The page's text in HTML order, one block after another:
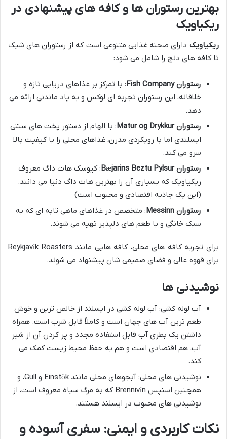
بهترین رستوران ها و کافه های پیشنهادی در
ریکیاویک
ریکیاویک دارای صحنه غذایی متنوعی است که از رستوران های شیک
تا کافه های دنج را شامل می شود:
رستوران Fish Company
: با تمرکز بر غذاهای دریایی تازه و
خلاقانه، این رستوران تجربه ای لوکس و به یاد ماندنی ارائه می
دهد.
رستوران Matur og Drykkur
: با الهام از دستور پخت های سنتی
ایسلندی اما با رویکردی مدرن، غذاهای محلی را با کیفیت بالا
سرو می کند.
رستوران Bæjarins Beztu Pylsur
: کیوسک هات داگ معروف
ریکیاویک که بسیاری آن را بهترین هات داگ دنیا می دانند.
(این یک جاذبه اقتصادی و محبوب است)
رستوران Messinn
: متخصص در غذاهای ماهی تابه ای که به
سبک خانگی و با طعم های دلپذیر تهیه می شوند.
برای تجربه کافه های محلی، کافه هایی مانند Reykjavík Roasters
برای قهوه عالی و فضای صمیمی شان پیشنهاد می شوند.
نوشیدنی ها
آب لوله کشی: آب لوله کشی در ایسلند از خالص ترین و خوش
طعم ترین آب های جهان است و کاملاً قابل شرب است. همراه
داشتن یک بطری آب قابل استفاده مجدد و پر کردن آن از شیر
آب، هم اقتصادی است و هم به حفظ محیط زیست کمک می
کند.
نوشیدنی های محلی: آبجوهای محلی مانند Einstök و Gull، و
همچنین اسنپس Brennivín که به مرگ سیاه معروف است، از
نوشیدنی های محبوب در ایسلند هستند.
نکات کاربردی و ایمنی: سفری آسوده و